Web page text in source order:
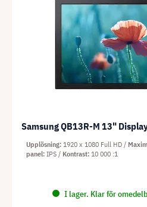
Samsung QB13R-M 13"
I lager. Klar för
Upplösning 1920 x 1080 Full HD
panel IPS Kontrast 10 000 :1